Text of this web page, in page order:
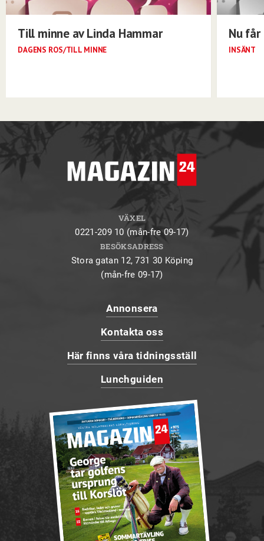
Till minne av Linda Hammar
DAGENS ROS/TILL MINNE
Nu
INSÄNT
VÄXEL
0221-209 10 (mån-fre 09-17)
BESÖKSADRESS
Stora gatan 12, 731 30 Köping
(mån-fre 09-17)
Annonsera
Kontakta oss
Här finns våra tidningsställ
Lunchguiden